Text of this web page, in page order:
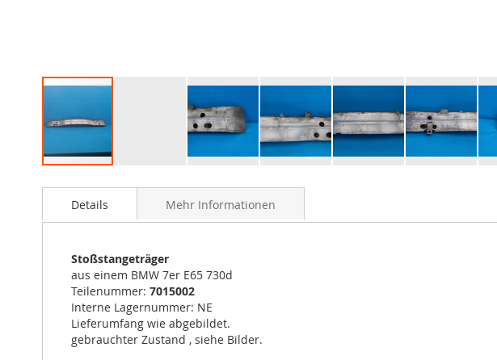
Anfang
Bildergalerie
Details
Stoßstangeträger
aus einem BMW 7er E65 730d
Teilenummer: 7015002
Interne Lagernummer: NE
Lieferumfang wie abgebildet.
gebrauchter Zustand , siehe Bilder.
Mehr Informationen